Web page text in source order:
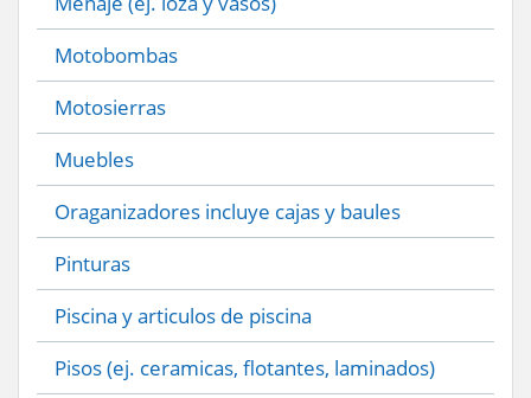
Motobombas
Motosierras
Muebles
Oraganizadores incluye cajas y baules
Pinturas
Piscina y articulos de piscina
Pisos (ej. ceramicas, flotantes, laminados)